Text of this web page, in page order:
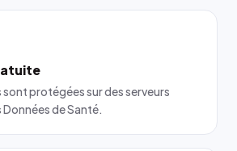
protégées sur des serveurs
de Santé.